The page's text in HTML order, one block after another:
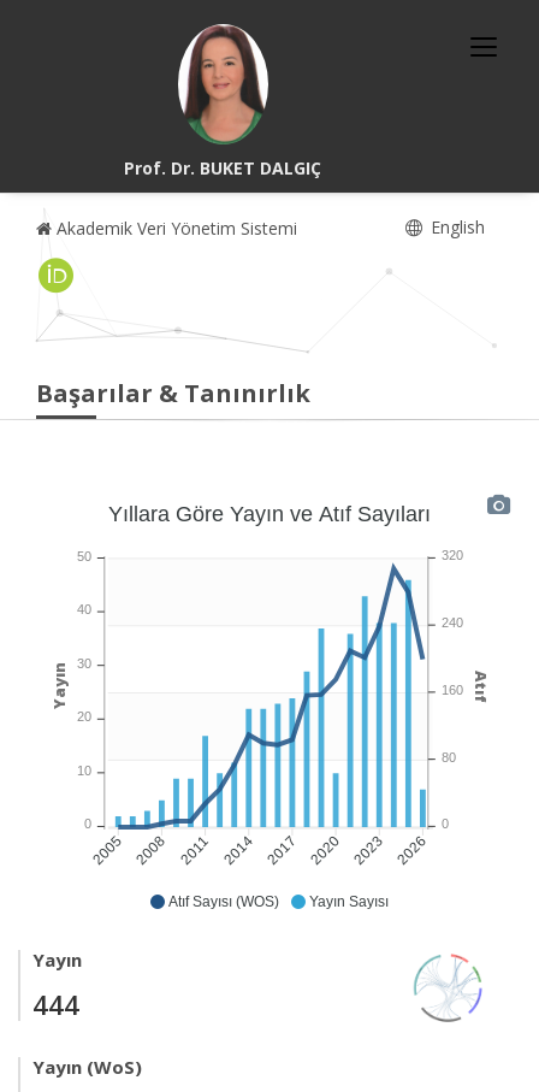
Prof. Dr. BUKET DALGIÇ
Akademik Veri Yönetim Sistemi English
Başarılar & Tanınırlık
Atıf Sayısı (WOS) Yayın Sayısı
2005 2008 2011 2014 2017 2020 2023 2026
Yıllara Göre Yayın ve Atıf Sayıları
320
240
160
80
0
Atıf
50
40
30
20
10
0
Yayın
Yayın
444
Yayın (WoS)